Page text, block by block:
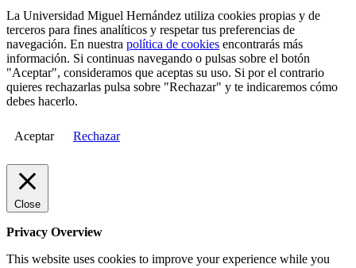
La Universidad Miguel Hernández utiliza cookies propias y de
terceros para fines analíticos y respetar tus preferencias de
navegación. En nuestra política de cookies encontrarás más
información. Si continuas navegando o pulsas sobre el botón
"Aceptar", consideramos que aceptas su uso. Si por el contrario
quieres rechazarlas pulsa sobre "Rechazar" y te indicaremos cómo
debes hacerlo.
Aceptar Rechazar
Close
Privacy Overview
This website uses cookies to improve your experience while you